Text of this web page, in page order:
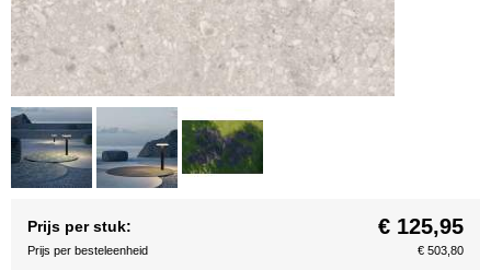
Prijs per stuk: € 125,95
Prijs per besteleenheid € 503,80